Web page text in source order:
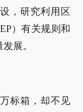
，研究利用区
）有关规则和
展。
标箱，却不见